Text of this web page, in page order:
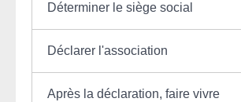
Déterminer le siège social
Déclarer l'association
Après la déclaration, faire vivre